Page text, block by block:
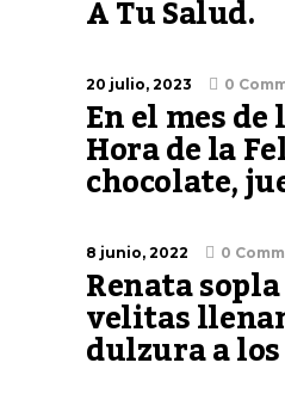
A Tu Salud.
20 julio, 2023 0
En el mes
Hora de la
chocolate,
8 junio, 2022 0
Renata
velitas
dulzura a